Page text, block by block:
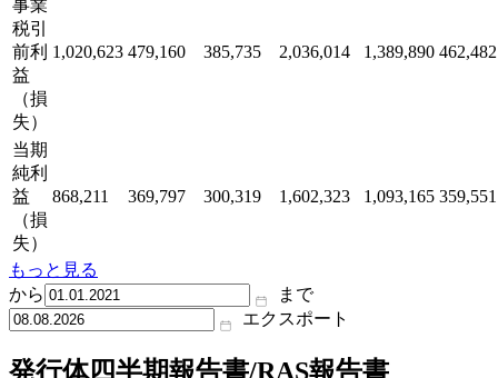
事業
税引
前利
益
（損
失）
1,020,623 479,160 385,735 2,036,014 1,389,890 462,482
当期
純利
益
（損
失）
868,211 369,797 300,319 1,602,323 1,093,165 359,551
もっと見る
から
まで
エクスポート
発行体四半期報告書/RAS報告書